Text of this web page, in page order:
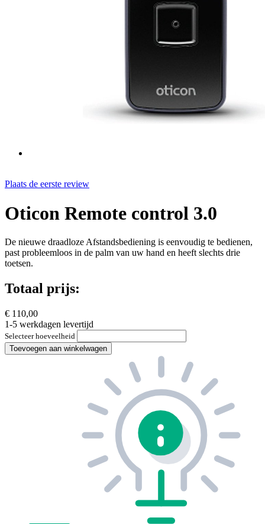
Plaats de eerste review
Oticon Remote control 3.0
De nieuwe draadloze Afstandsbediening is eenvoudig te bedienen,
past probleemloos in de palm van uw hand en heeft slechts drie
toetsen.
Totaal prijs:
€ 110,00
1-5 werkdagen levertijd
Selecteer hoeveelheid
Toevoegen aan winkelwagen